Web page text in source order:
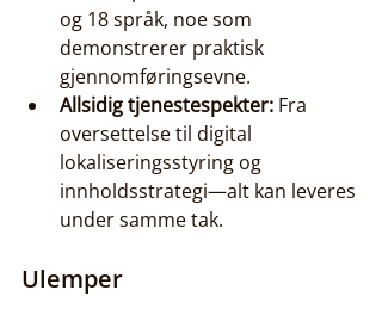
og 18 språk, noe som
demonstrerer praktisk
gjennomføringsevne.
Allsidig tjenestespekter: Fra
oversettelse til digital
lokaliseringsstyring og
innholdsstrategi—alt kan leveres
under samme tak.
Ulemper